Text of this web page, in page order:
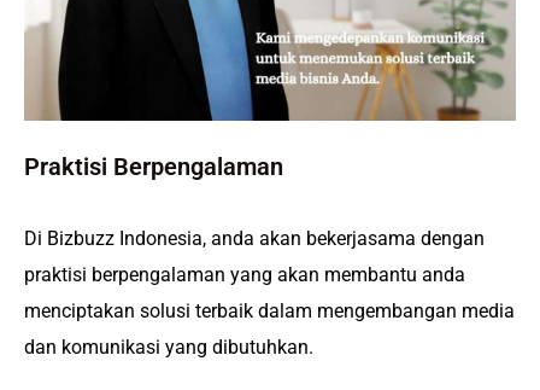
Praktisi Berpengalaman
Di Bizbuzz Indonesia, anda akan bekerjasama dengan
praktisi berpengalaman yang akan membantu anda
menciptakan solusi terbaik dalam mengembangan media
dan komunikasi yang dibutuhkan.